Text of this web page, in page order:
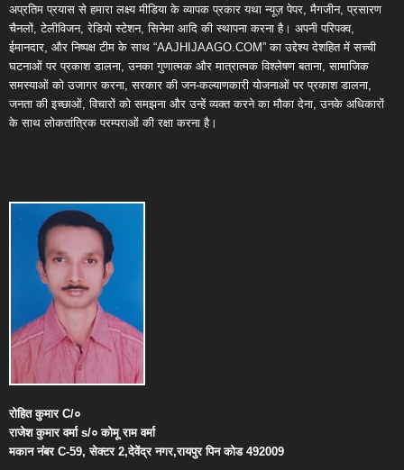
अप्रतिम प्रयास से हमारा लक्ष्य मीडिया के व्यापक प्रकार यथा न्यूज़ पेपर, मैगजीन, प्रसारण
चैनलों, टेलीविजन, रेडियो स्टेशन, सिनेमा आदि की स्थापना करना है। अपनी परिपक्व,
ईमानदार, और निष्पक्ष टीम के साथ “AAJHIJAAGO.COM” का उद्देश्य देशहित में सच्ची
घटनाओं पर प्रकाश डालना, उनका गुणात्मक और मात्रात्मक विश्लेषण बताना, सामाजिक
समस्याओं को उजागर करना, सरकार की जन-कल्याणकारी योजनाओं पर प्रकाश डालना,
जनता की इच्छाओं, विचारों को समझना और उन्हें व्यक्त करने का मौका देना, उनके अधिकारों
के साथ लोकतांत्रिक परम्पराओं की रक्षा करना है।
रोहित कुमारC/०
राजेश कुमार वर्माs/० कोमू राम वर्मा
मकान नंबरC-59,सेक्टर2,देवेंद्र नगर,रायपुर पिन कोड492009